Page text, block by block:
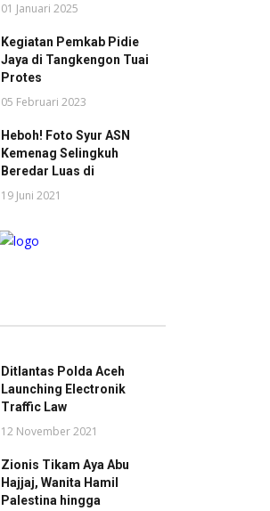
01 Januari 2025
Kegiatan Pemkab Pidie
Jaya di Tangkengon Tuai
Protes
05 Februari 2023
Heboh! Foto Syur ASN
Kemenag Selingkuh
Beredar Luas di
19 Juni 2021
Ditlantas Polda Aceh
Launching Electronik
Traffic Law
12 November 2021
Zionis Tikam Aya Abu
Hajjaj, Wanita Hamil
Palestina hingga